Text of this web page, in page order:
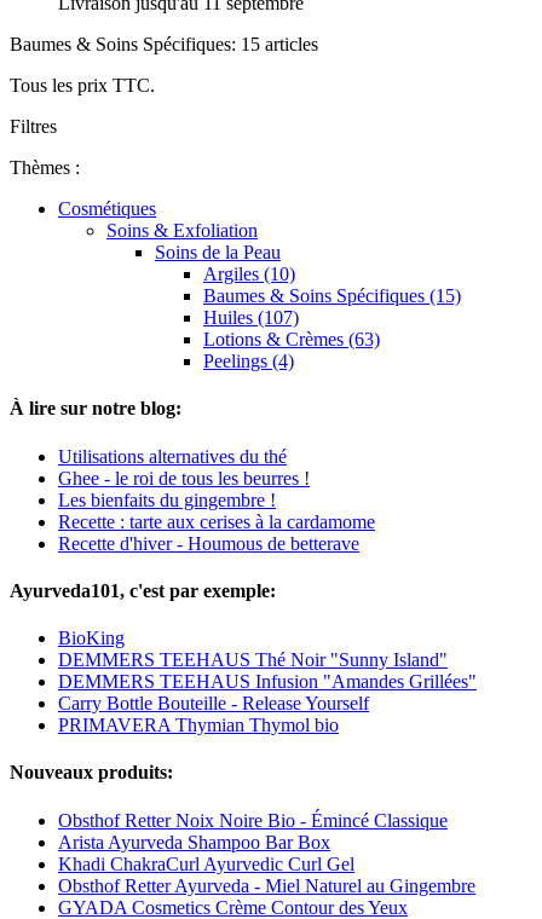
Baumes & Soins Spécifiques: 15 articles
Tous les prix TTC.
Filtres
Thèmes :
Cosmétiques
Soins & Exfoliation
Soins de la Peau
Argiles (10)
Baumes & Soins Spécifiques (15)
Huiles (107)
Lotions & Crèmes (63)
Peelings (4)
À lire sur notre blog:
Utilisations alternatives du thé
Ghee - le roi de tous les beurres !
Les bienfaits du gingembre !
Recette : tarte aux cerises à la cardamome
Recette d'hiver - Houmous de betterave
Ayurveda101, c'est par exemple:
BioKing
DEMMERS TEEHAUS Thé Noir "Sunny Island"
DEMMERS TEEHAUS Infusion "Amandes Grillées"
Carry Bottle Bouteille - Release Yourself
PRIMAVERA Thymian Thymol bio
Nouveaux produits:
Obsthof Retter Noix Noire Bio - Émincé Classique
Arista Ayurveda Shampoo Bar Box
Khadi ChakraCurl Ayurvedic Curl Gel
Obsthof Retter Ayurveda - Miel Naturel au Gingembre
GYADA Cosmetics Crème Contour des Yeux